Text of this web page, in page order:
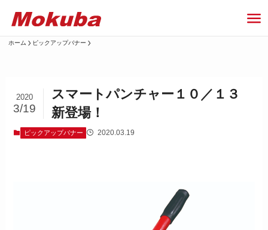
ホーム ピックアップバナー
スマートパンチャー１０／１３
新登場！
2020
3/19
ピックアップバナー 2020.03.19